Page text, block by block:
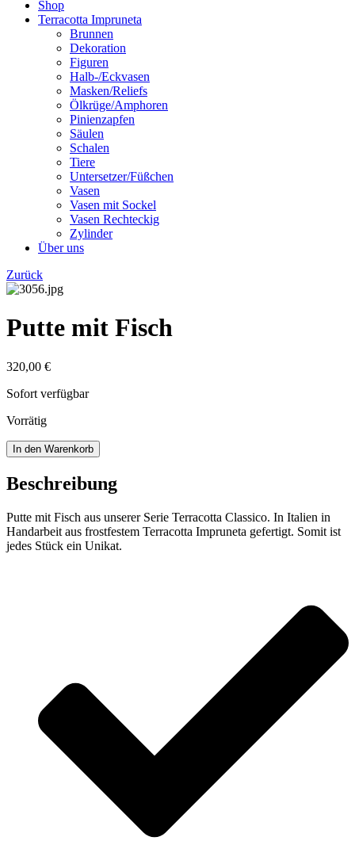
Shop
Terracotta Impruneta
Brunnen
Dekoration
Figuren
Halb-/Eckvasen
Masken/Reliefs
Ölkrüge/Amphoren
Pinienzapfen
Säulen
Schalen
Tiere
Untersetzer/Füßchen
Vasen
Vasen mit Sockel
Vasen Rechteckig
Zylinder
Über uns
Zurück
Putte mit Fisch
320,00 €
Sofort verfügbar
Vorrätig
Putte
mit
Fisch
Menge
In den Warenkorb
Beschreibung
Putte mit Fisch aus unserer Serie Terracotta Classico. In Italien in
Handarbeit aus frostfestem Terracotta Impruneta gefertigt. Somit ist
jedes Stück ein Unikat.